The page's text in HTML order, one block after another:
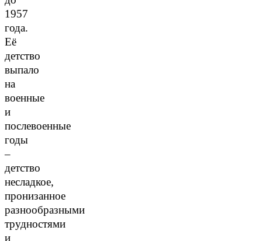
1957
года.
Её
детство
выпало
на
военные
и
послевоенные
годы
–
детство
несладкое,
пронизанное
разнообразными
трудностями
и